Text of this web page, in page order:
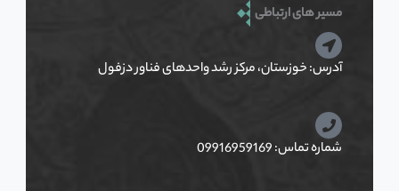
مسیر های ارتباطی
آدرس: خوزستان، مرکز رشد واحدهای فناور دزفول
شماره تماس: 09916959169